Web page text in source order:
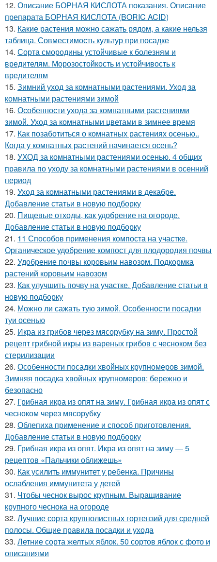
12. Описание БОРНАЯ КИСЛОТА показания. Описание
препарата БОРНАЯ КИСЛОТА (BORIC ACID)
13. Какие растения можно сажать рядом, а какие нельзя
таблица. Совместимость культур при посадке
14. Сорта смородины устойчивые к болезням и
вредителям. Морозостойкость и устойчивость к
вредителям
15. Зимний уход за комнатными растениями. Уход за
комнатными растениями зимой
16. Особенности ухода за комнатными растениями
зимой. Уход за комнатными цветами в зимнее время
17. Как позаботиться о комнатных растениях осенью..
Когда у комнатных растений начинается осень?
18. УХОД за комнатными растениями осенью. 4 общих
правила по уходу за комнатными растениями в осенний
период
19. Уход за комнатными растениями в декабре.
Добавление статьи в новую подборку
20. Пищевые отходы, как удобрение на огороде.
Добавление статьи в новую подборку
21. 11 Способов применения компоста на участке.
Органическое удобрение компост для плодородия почвы
22. Удобрение почвы коровьим навозом. Подкормка
растений коровьим навозом
23. Как улучшить почву на участке. Добавление статьи в
новую подборку
24. Можно ли сажать тую зимой. Особенности посадки
туи осенью
25. Икра из грибов через мясорубку на зиму. Простой
рецепт грибной икры из вареных грибов с чесноком без
стерилизации
26. Особенности посадки хвойных крупномеров зимой.
Зимняя посадка хвойных крупномеров: бережно и
безопасно
27. Грибная икра из опят на зиму. Грибная икра из опят с
чесноком через мясорубку
28. Облепиха применение и способ приготовления.
Добавление статьи в новую подборку
29. Грибная икра из опят. Икра из опят на зиму — 5
рецептов «Пальчики оближешь»
30. Как усилить иммунитет у ребенка. Причины
ослабления иммунитета у детей
31. Чтобы чеснок вырос крупным. Выращивание
крупного чеснока на огороде
32. Лучшие сорта крупнолистных гортензий для средней
полосы. Общие правила посадки и ухода
33. Летние сорта желтых яблок. 50 сортов яблок с фото и
описаниями